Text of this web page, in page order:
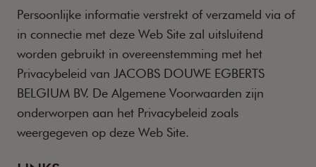
Persoonlijke informatie verstrekt of verzameld via of
in connectie met deze Web Site zal uitsluitend
worden gebruikt in overeenstemming met het
Privacybeleid van JACOBS DOUWE EGBERTS
BELGIUM BV. De Algemene Voorwaarden zijn
onderworpen aan het Privacybeleid zoals
weergegeven op deze Web Site.